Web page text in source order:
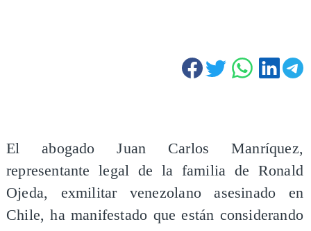
El abogado Juan Carlos Manríquez,
representante legal de la familia de Ronald
Ojeda, exmilitar venezolano asesinado en
Chile, ha manifestado que están considerando